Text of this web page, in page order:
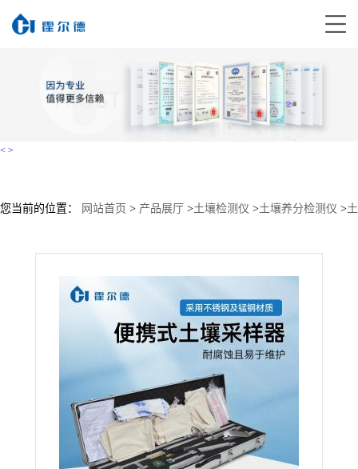
< >
您当前的位置： 网站首页 > 产品展厅 >土壤检测仪 >土壤养分检测仪 >土